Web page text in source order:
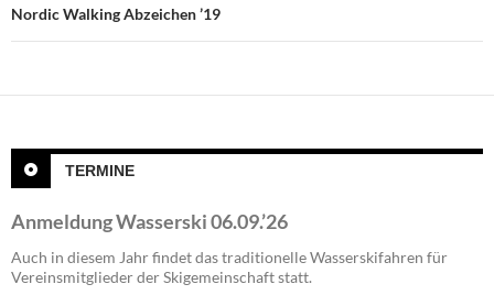
Nordic Walking Abzeichen ’19
TERMINE
Anmeldung Wasserski 06.09.’26
Auch in diesem Jahr findet das traditionelle Wasserskifahren für
Vereinsmitglieder der Skigemeinschaft statt.